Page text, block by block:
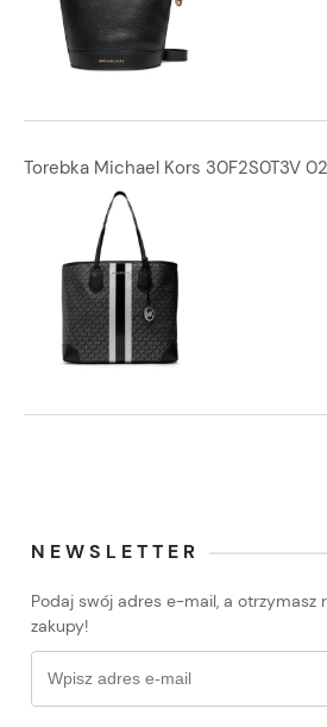
Torebka Michael Kors 30F2S0T3V
NEWSLETTER
Podaj swój adres e-mail, a otrzymasz
zakupy!